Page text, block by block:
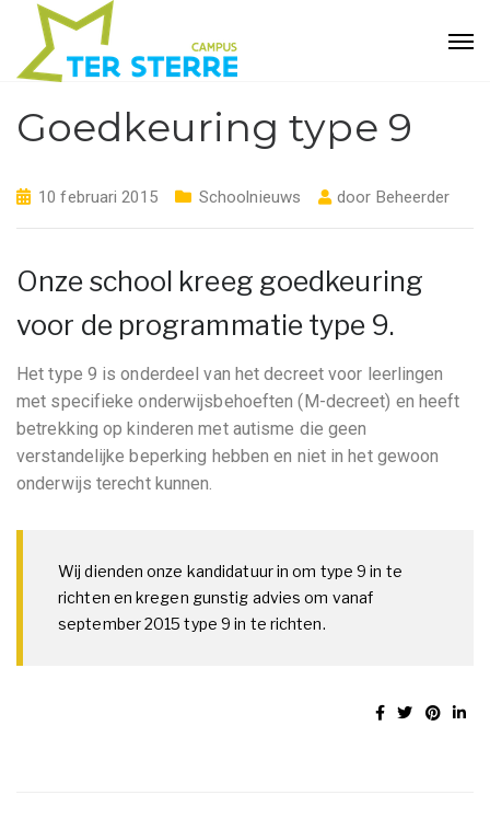
Goedkeuring type 9
10 februari 2015 Schoolnieuws door Beheerder
Onze school kreeg goedkeuring
voor de programmatie type 9.
Het type 9 is onderdeel van het decreet voor leerlingen
met specifieke onderwijsbehoeften (M-decreet) en heeft
betrekking op kinderen met autisme die geen
verstandelijke beperking hebben en niet in het gewoon
onderwijs terecht kunnen.
Wij dienden onze kandidatuur in om type 9 in te
richten en kregen gunstig advies om vanaf
september 2015 type 9 in te richten.